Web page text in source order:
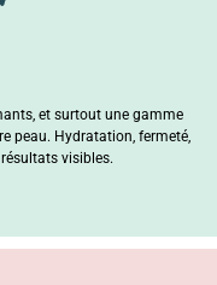
et surtout une gamme
peau. Hydratation, fermeté,
visibles.